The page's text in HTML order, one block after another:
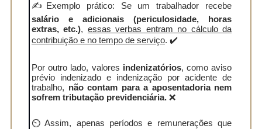
✍️Exemplo prático: Se um trabalhador recebe
salário e adicionais (periculosidade, horas
extras, etc.), essas verbas entram no cálculo da
contribuição e no tempo de serviço. ✔️
Por outro lado, valores indenizatórios, como aviso
prévio indenizado e indenização por acidente de
trabalho, não contam para a aposentadoria nem
sofrem tributação previdenciária. ❌
⏲️ Assim, apenas períodos e remunerações que